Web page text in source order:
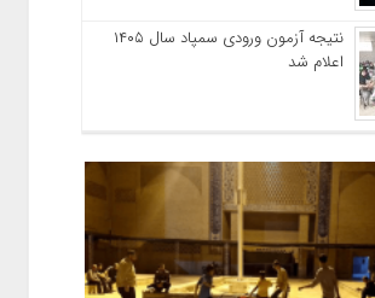
نتیجه آزمون ورودی سمپاد سال ۱۴۰۵
اعلام شد